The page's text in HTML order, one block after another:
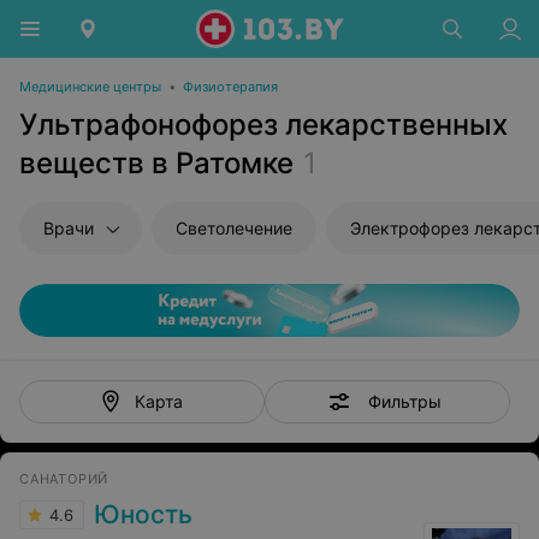
Медицинские центры • Физиотерапия
Ультрафонофорез лекарственных
веществ в Ратомке 1
Врачи Светолечение Электрофорез
Карта Фильтры
САНАТОРИЙ
4.6 Юность